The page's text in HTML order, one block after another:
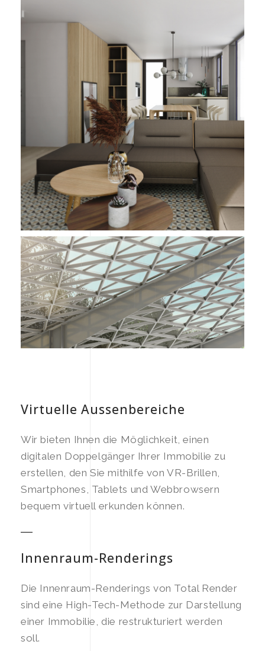
Virtuelle Aussenbereiche
Wir bieten Ihnen die Möglichkeit, einen
digitalen Doppelgänger Ihrer Immobilie zu
erstellen, den Sie mithilfe von VR-Brillen,
Smartphones, Tablets und Webbrowsern
bequem virtuell erkunden können.
Innenraum-Renderings
Die Innenraum-Renderings von Total Render
sind eine High-Tech-Methode zur Darstellung
einer Immobilie, die restrukturiert werden
soll.